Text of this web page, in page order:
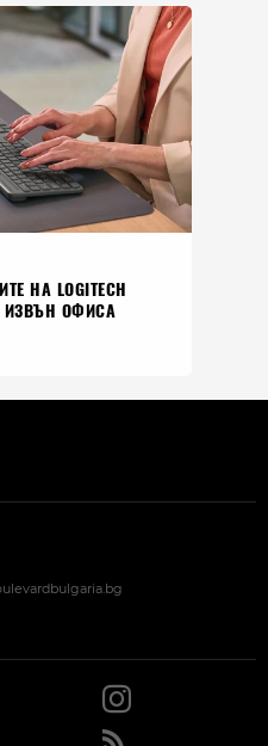
НА LOGITECH
ИЗВЪН ОФИСА